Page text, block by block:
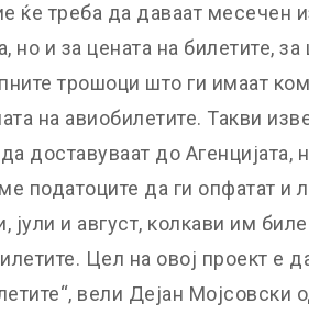
ќе треба да даваат месечен
но и за цената на билетите, за
трошоци што ги имаат
на авиобилетите. Такви
доставуваат до Агенцијата,
податоците да ги опфатат и
јули и август, колкави им
Цел на овој проект е
вели Дејан Мојсовски